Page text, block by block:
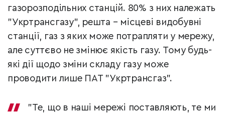
газорозподільних станцій. 80% з них належать
"Укртрансгазу", решта – місцеві видобувні
станції, газ з яких може потрапляти у мережу,
але суттєво не змінює якість газу. Тому будь-
які дії щодо зміни складу газу може
проводити лише ПАТ "Укртрансгаз".
"Те, що в наші мережі поставляють, те ми